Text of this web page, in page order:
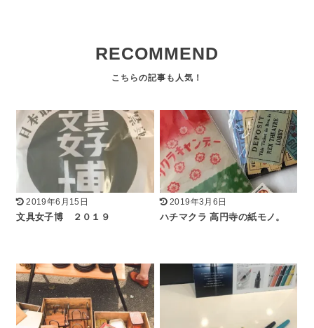
RECOMMEND
2019年6月15日
文具女子博 ２０１９
2019年3月6日
ハチマクラ 高円寺の紙モノ。